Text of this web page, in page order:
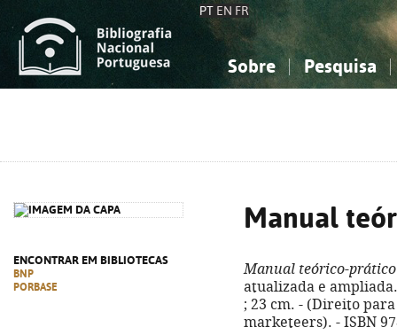
PT EN FR
Sobre Pesquisa
ENCONTRAR EM BIBLIOTECAS
BNP
PORBASE
Manual
Manual teórico-
atualizada e
; 23 cm. - (Direito
marketeers). - ISBN